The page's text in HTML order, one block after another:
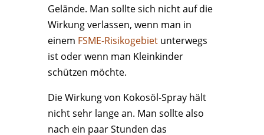
Gelände. Man sollte sich nicht auf die
Wirkung verlassen, wenn man in
einem FSME-Risikogebietunterwegs
ist oder wenn man Kleinkinder
schützen möchte.
Die Wirkung von Kokosöl-Spray hält
nicht sehr lange an. Man sollte also
nach ein paar Stunden das